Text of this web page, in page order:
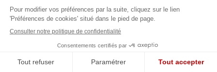
Guessand agressif
Grosse chaleur dans la surface des Gones, avec le bon
défenseur s'en sort bien et les visiteurs réussissent à se